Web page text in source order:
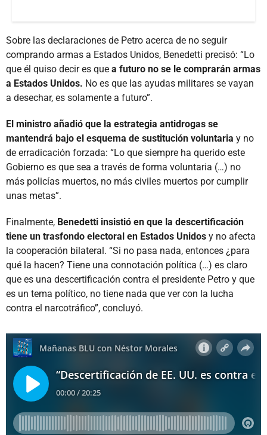
Sobre las declaraciones de Petro acerca de no seguir
comprando armas a Estados Unidos, Benedetti precisó: “Lo
que él quiso decir es que a futuro no se le comprarán armas
a Estados Unidos. No es que las ayudas militares se vayan
a desechar, es solamente a futuro”.
El ministro añadió que la estrategia antidrogas se
mantendrá bajo el esquema de sustitución voluntaria y no
de erradicación forzada: “Lo que siempre ha querido este
Gobierno es que sea a través de forma voluntaria (…) no
más policías muertos, no más civiles muertos por cumplir
unas metas”.
Finalmente, Benedetti insistió en que la descertificación
tiene un trasfondo electoral en Estados Unidos y no afecta
la cooperación bilateral. “Si no pasa nada, entonces ¿para
qué la hacen? Tiene una connotación política (…) es claro
que es una descertificación contra el presidente Petro y que
es un tema político, no tiene nada que ver con la lucha
contra el narcotráfico”, concluyó.